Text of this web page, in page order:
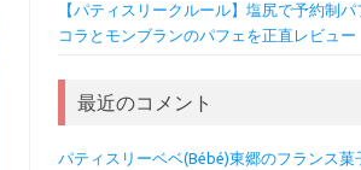
【パティスリークルール】塩尻で予約制パ
コラとモンブランのパフェを正直レビュー
最近のコメント
パティスリーベベ(Bébé)東郷のフランス菓